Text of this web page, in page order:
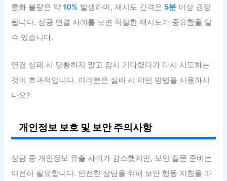
통화 불량은 약10% 발생하며, 재시도 간격은 5분 이상 권장
됩니다. 성공 연결 사례를 보면 적절한 재시도가 중요함을 알
수 있습니다.
연결 실패 시 당황하지 말고 잠시 기다렸다가 다시 시도하는
것이 효과적입니다. 여러분은 실패 시 어떤 방법을 사용하시
나요?
개인정보 보호 및 보안 주의사항
상담 중 개인정보 유출 사례가 감소했지만, 보안 질문 준비는
여전히 필요합니다. 안전한 상담을 위해 보안 행동 지침을 따